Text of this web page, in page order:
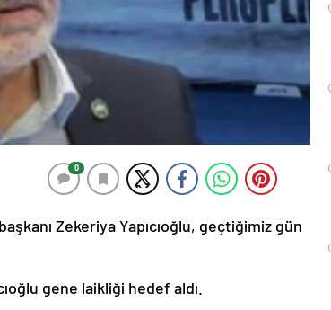
0
Zekeriya Yapıcıoğlu, geçtiğimiz gün
gene laikliği hedef aldı.